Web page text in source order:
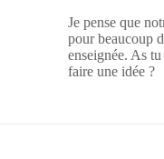
Je pense que
pour beaucoup
enseignée. As
faire une idée ?